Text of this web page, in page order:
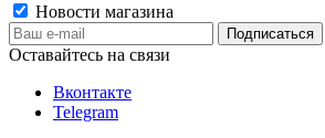
Новости магазина
Оставайтесь на связи
Вконтакте
Telegram